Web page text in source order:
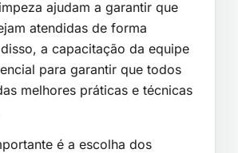
ajudam a garantir que
atendidas de forma
a capacitação da equipe
para garantir que todos
melhores práticas e técnicas
é a escolha dos